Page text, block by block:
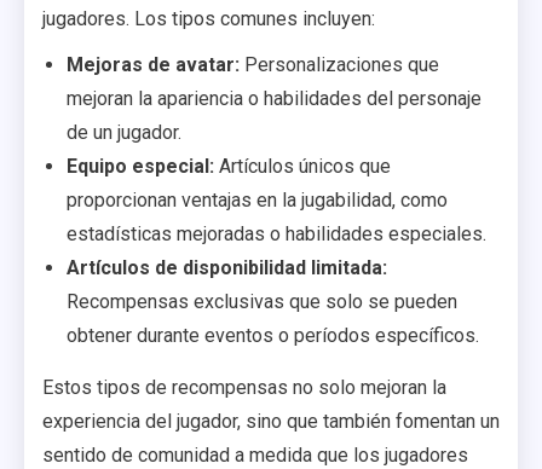
jugadores. Los tipos comunes incluyen:
Mejoras de avatar: Personalizaciones que
mejoran la apariencia o habilidades del personaje
de un jugador.
Equipo especial: Artículos únicos que
proporcionan ventajas en la jugabilidad, como
estadísticas mejoradas o habilidades especiales.
Artículos de disponibilidad limitada:
Recompensas exclusivas que solo se pueden
obtener durante eventos o períodos específicos.
Estos tipos de recompensas no solo mejoran la
experiencia del jugador, sino que también fomentan un
sentido de comunidad a medida que los jugadores